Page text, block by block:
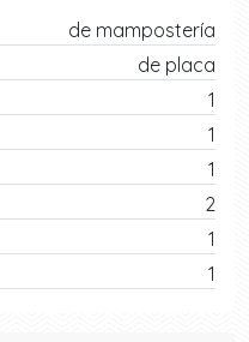
de mampostería
de placa
1
1
1
2
1
1